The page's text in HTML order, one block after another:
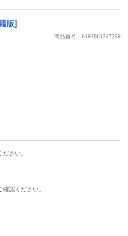
推し楽
版]
商品番号：6194861347269
さい。
認ください。